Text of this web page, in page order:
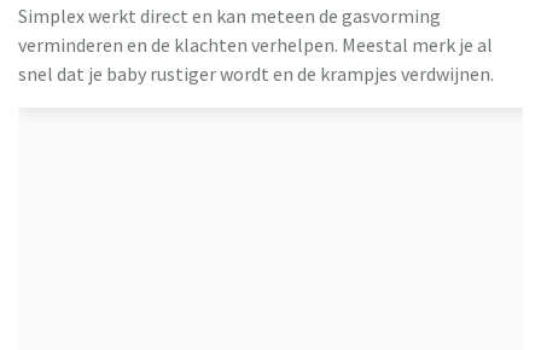
Simplex werkt direct en kan meteen de gasvorming
verminderen en de klachten verhelpen. Meestal merk je al
snel dat je baby rustiger wordt en de krampjes verdwijnen.